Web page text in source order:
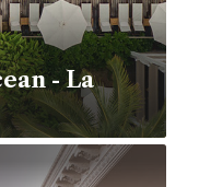
- La